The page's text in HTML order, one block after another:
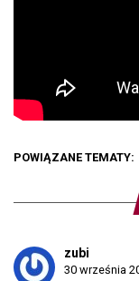
POWIĄZANE TEMATY:
zubi
30 września